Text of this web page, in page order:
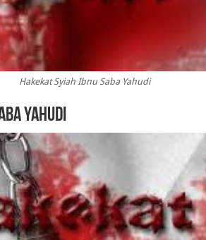
Hakekat Syiah Ibnu Saba Yahudi
Yahudi